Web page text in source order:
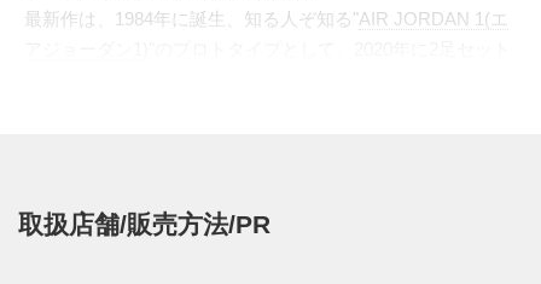
最新作は、1984年に誕生、知る人ぞ知る"AIR JORDAN 1(エ
は"マイケル・ジョーダン"の往年の背番号"23"に合わせるよ
取扱店舗/販売方法/PR